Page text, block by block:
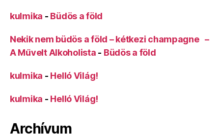
kulmika - Büdös a föld
Nekik nem büdös a föld – kétkezi champagne –
A Művelt Alkoholista - Büdös a föld
kulmika - Helló Világ!
kulmika - Helló Világ!
Archívum